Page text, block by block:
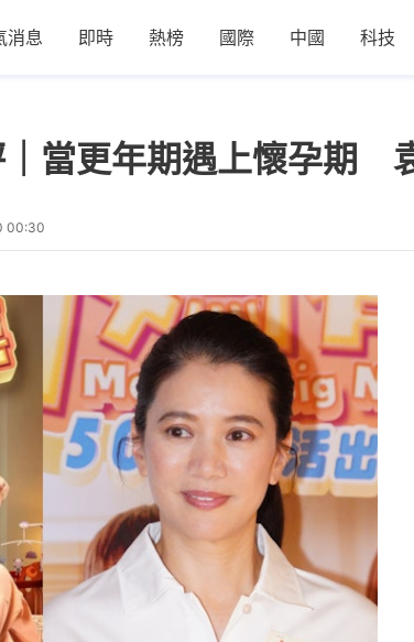
消息 即時 熱榜 國際 中國 科技
當更年期遇上懷孕期
00:30